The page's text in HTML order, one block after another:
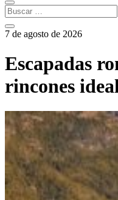
7 de agosto de 2026
Escapadas
rincones